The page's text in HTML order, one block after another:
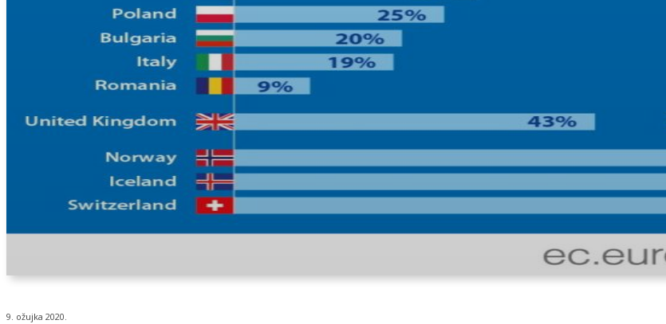
9. ožujka 2020.